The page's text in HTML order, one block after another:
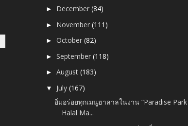
► December(84)
► November(111)
►October(82)
►September(118)
►August(183)
▼ July(167)
อิ่มอร่อยทุกเมนูฮาลาลในงาน “Paradise Park
Halal Ma...